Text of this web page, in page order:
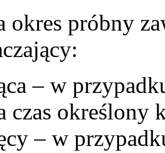
okres próbny
– w
czas określony
– w